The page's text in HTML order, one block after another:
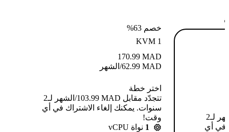
خصم 63%
KVM 1
MAD
170.99
MAD
62.99/الشهر
اختر خطة
تتجدّد مقابل MAD ⁦103.99⁩/الشهر لـ2
سنوات. يمكنك إلغاء الاشتراك في أي
وقت!
1 نواة vCPU
تتجدّد مقابل MAD ⁦124.99⁩/الشهر لـ2
في أي